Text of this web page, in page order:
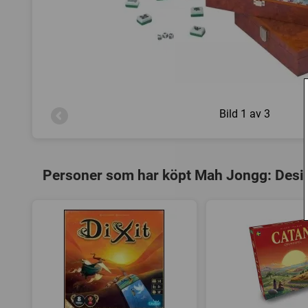
Bild 1 av 3
Personer som har köpt Mah Jongg: